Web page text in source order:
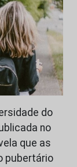
do
no
que as
pubertário